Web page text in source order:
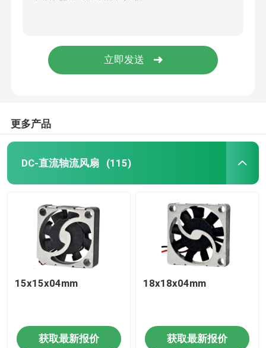
更多产品
DC-直流轴流风扇 (115)
15x15x04mm
获取最新报价
18x18x04mm
获取最新报价